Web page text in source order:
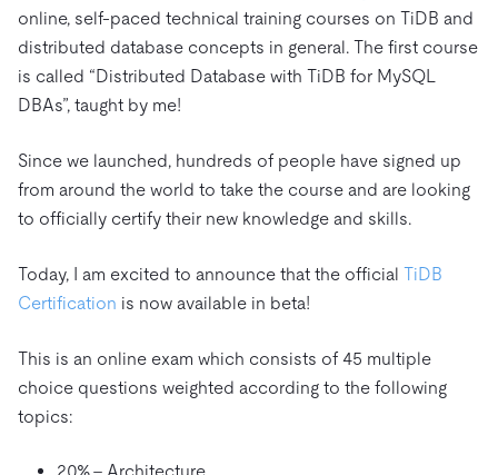
会社概要
ニュース
会社案内
キャリア
online, self-paced technical training courses on TiDB and
distributed database concepts in general. The first course
is called “Distributed Database with TiDB for MySQL
DBAs”, taught by me!
Since we launched, hundreds of people have signed up
from around the world to take the course and are looking
to officially certify their new knowledge and skills.
Today, I am excited to announce that the official TiDB
Certification is now available in beta!
This is an online exam which consists of 45 multiple
choice questions weighted according to the following
topics: